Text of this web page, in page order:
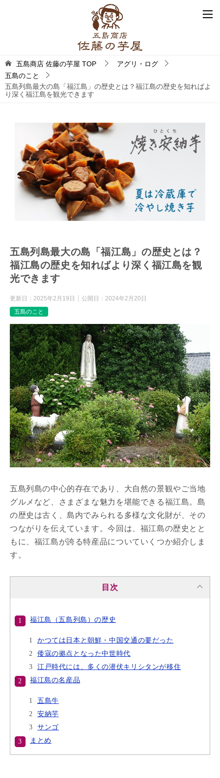
五島商店 佐藤の芋屋 TOP
アグリ・ログ
五島のこと
五島列島最大の島「福江島」の歴史とは？福江島の歴史を知ればよ
り深く福江島を観光できます
五島列島最大の島「福江島」の歴史とは？
福江島の歴史を知ればより深く福江島を観
光できます
更新日： 2025年2月19日 公開日： 2024年2月20日
五島のこと
五島列島の中心的存在であり、大自然の景観やご当地
グルメなど、さまざまな魅力を堪能できる福江島。島
の歴史は古く、島内でみられる多様な文化財が、その
つながりを伝えています。今回は、福江島の歴史とと
もに、福江島が誇る特産品についていくつか紹介しま
す。
目次
福江島（五島列島）の歴史
かつては日本と朝鮮・中国交通の要だった
倭寇の拠点となった中世時代
江戸時代には、多くの潜伏キリシタンが移住
福江島の名産品
五島牛
安納芋
サンゴ
まとめ